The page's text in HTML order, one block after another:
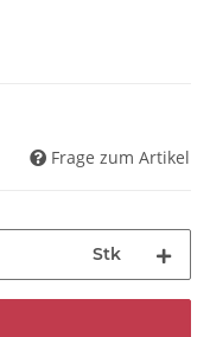
Frage zum Artikel
Stk